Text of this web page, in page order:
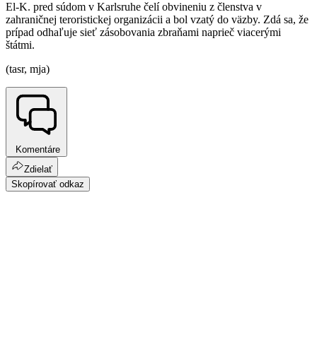
El‑K. pred súdom v Karlsruhe čelí obvineniu z členstva v
zahraničnej teroristickej organizácii a bol vzatý do väzby. Zdá sa, že
prípad odhaľuje sieť zásobovania zbraňami naprieč viacerými
štátmi.
(tasr, mja)
Komentáre
Zdielať
Skopírovať odkaz